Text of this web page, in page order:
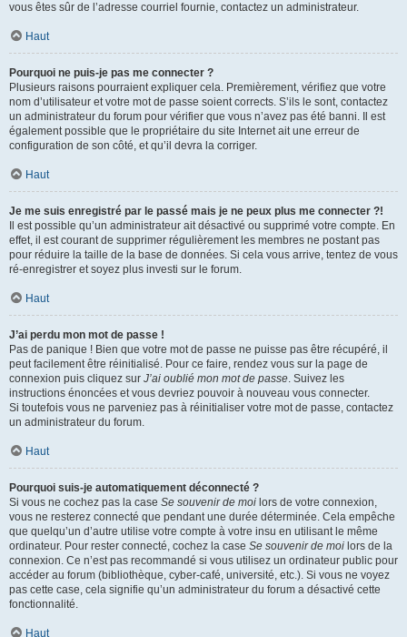
vous êtes sûr de l’adresse courriel fournie, contactez un administrateur.
Haut
Pourquoi ne puis-je pas me connecter ?
Plusieurs raisons pourraient expliquer cela. Premièrement, vérifiez que votre
nom d’utilisateur et votre mot de passe soient corrects. S’ils le sont, contactez
un administrateur du forum pour vérifier que vous n’avez pas été banni. Il est
également possible que le propriétaire du site Internet ait une erreur de
configuration de son côté, et qu’il devra la corriger.
Haut
Je me suis enregistré par le passé mais je ne peux plus me connecter ?!
Il est possible qu’un administrateur ait désactivé ou supprimé votre compte. En
effet, il est courant de supprimer régulièrement les membres ne postant pas
pour réduire la taille de la base de données. Si cela vous arrive, tentez de vous
ré-enregistrer et soyez plus investi sur le forum.
Haut
J’ai perdu mon mot de passe !
Pas de panique ! Bien que votre mot de passe ne puisse pas être récupéré, il
peut facilement être réinitialisé. Pour ce faire, rendez vous sur la page de
connexion puis cliquez sur J’ai oublié mon mot de passe. Suivez les
instructions énoncées et vous devriez pouvoir à nouveau vous connecter.
Si toutefois vous ne parveniez pas à réinitialiser votre mot de passe, contactez
un administrateur du forum.
Haut
Pourquoi suis-je automatiquement déconnecté ?
Si vous ne cochez pas la case Se souvenir de moi lors de votre connexion,
vous ne resterez connecté que pendant une durée déterminée. Cela empêche
que quelqu’un d’autre utilise votre compte à votre insu en utilisant le même
ordinateur. Pour rester connecté, cochez la case Se souvenir de moi lors de la
connexion. Ce n’est pas recommandé si vous utilisez un ordinateur public pour
accéder au forum (bibliothèque, cyber-café, université, etc.). Si vous ne voyez
pas cette case, cela signifie qu’un administrateur du forum a désactivé cette
fonctionnalité.
Haut